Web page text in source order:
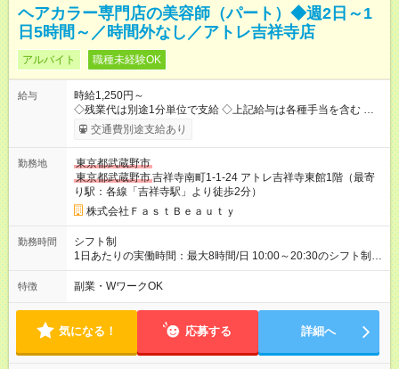
ヘアカラー専門店の美容師（パート）◆週2日～1
日5時間～／時間外なし／アトレ吉祥寺店
アルバイト 職種未経験OK
給与
時給1,250円～
◇残業代は別途1分単位で支給 ◇上記給与は各種手当を含む ◇毎
月インセンティブポイント付与 ・店舗売上や入客人数などに応
じてインセンティブポイントを付与 ・ポイントは6ヶ月に一度引
理美容師手当あり 研修期間6ヶ月間は以下給与のみ変更あり 時
給1230円 ※交通費支給（～500円/日） ※給与に関しては2025年
度の最低賃金を反映済み ※各都道府県の施行月より適応、入社
時期によっては変動の可能性あり 詳細は、採用担当へお問い合
わせください 【試用期間】試用期間なし
交通費別途支給あり
勤務地
東京都武蔵野市
東京都武蔵野市吉祥寺南町1-1-24 アトレ吉祥寺東館1階（最寄
り駅：各線「吉祥寺駅」より徒歩2分）
株式会社ＦａｓｔＢｅａｕｔｙ
勤務時間
シフト制
1日あたりの実働時間：最大8時間/日 10:00～20:30のシフト制
週2日～、1日5時間～OK シフトはご希望を伺いながら相談のう
え決定します 扶養内勤務・ダブルワークOK
特徴 副業・WワークOK
気になる！ 応募する 詳細へ